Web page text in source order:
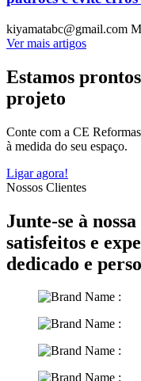
kiyamatabc@gmail.com
Ver mais artigos
Estamos
projeto
Conte com a CE
à medida do seu espaço.
Ligar agora!
Nossos Clientes
Junte-se à
satisfeitos e
dedicado e